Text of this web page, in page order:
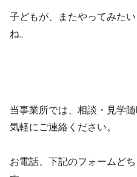
子どもが、またやってみた
ね。
当事業所では、相談・見学
気軽にご連絡ください。
お電話、下記のフォームど